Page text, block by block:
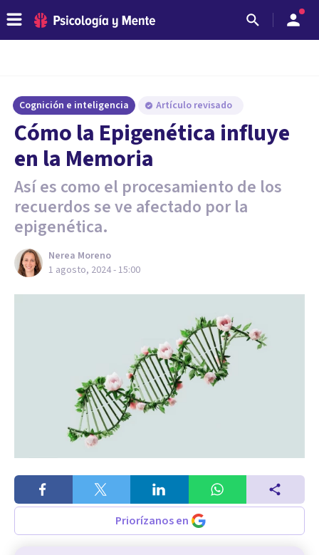
Cognición e inteligencia Artículo revisado
Cómo la Epigenética influye
en la Memoria
Así es como el procesamiento de los
recuerdos se ve afectado por la
epigenética.
Nerea Moreno
1 agosto, 2024 - 15:00
Priorízanos en